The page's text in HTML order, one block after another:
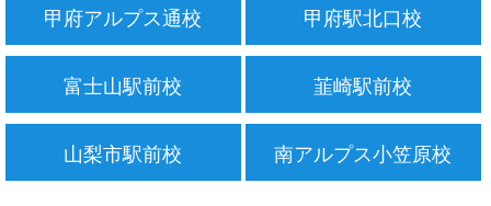
甲府アルプス通校 甲府駅北口校
富士山駅前校 韮崎駅前校
山梨市駅前校 南アルプス小笠原校